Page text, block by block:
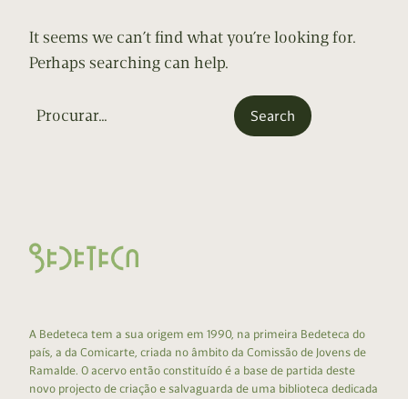
It seems we can’t find what you’re looking for.
Perhaps searching can help.
A Bedeteca tem a sua origem em 1990, na primeira Bedeteca do
país, a da Comicarte, criada no âmbito da Comissão de Jovens de
Ramalde. O acervo então constituído é a base de partida deste
novo projecto de criação e salvaguarda de uma biblioteca dedicada